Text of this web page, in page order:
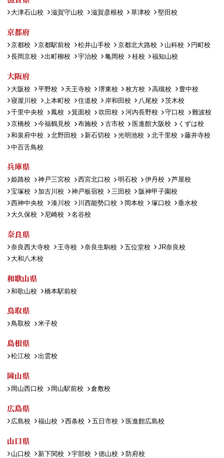
大津石山校 滋賀守山校 滋賀彦根校 草津校 堅田校
京都府
京都校 京都駅前校 松井山手校 京都北大路校 山科校
円町校
長岡京校
出町柳校 宇治校 亀岡校 桂校 福知山校
大阪府
大阪校 平野校 天王寺校 堺東校 枚方校 高槻校
豊中校
寝屋川校
上本町校 住道校 岸和田校 八尾校
茨木校
千里中央校
鳳校 箕面校 吹田校 河内長野校 守口校
難波校
京橋校
今福鶴見校 布施校 古市校 医進館大阪校
くずは校
和泉府中校
北野田校 新石切校 光明池校 北千里校
藤井寺校
中百舌鳥校
兵庫県
姫路校 神戸三宮校 西宮北口校 明石校 伊丹校
芦屋校
宝塚校
加古川校 神戸板宿校 三田校
阪神甲子園校
西神中央校
湊川校 川西能勢口校 岡本校 塚口校
垂水校
大久保校
尼崎校 名谷校
奈良県
奈良西大寺校 王寺校 奈良生駒校 五位堂校
JR奈良校
大和八木校
和歌山県
和歌山校 橋本駅前校
鳥取県
鳥取校 米子校
島根県
松江校 出雲校
岡山県
岡山西口校 岡山駅前校 倉敷校
広島県
広島校 福山校 西条校 五日市校 医進館広島校
山口県
山口校 新下関校 宇部校 徳山校 防府校